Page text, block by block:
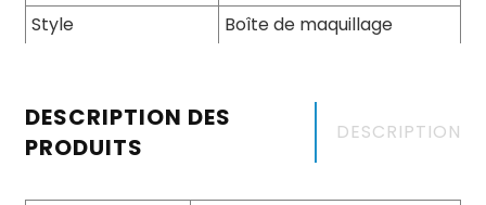
Style
Boîte de maquillage
DESCRIPTION DES
PRODUITS
DESCRIPTION